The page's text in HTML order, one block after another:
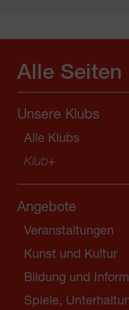
Alle
Unsere Klubs
Alle Klubs
Klub+
Angebote
Veranstaltungen
Kunst und Kultur
Bildung und
Spiele,